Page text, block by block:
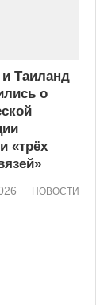
Таиланд
о
«трёх
НОВОСТИ